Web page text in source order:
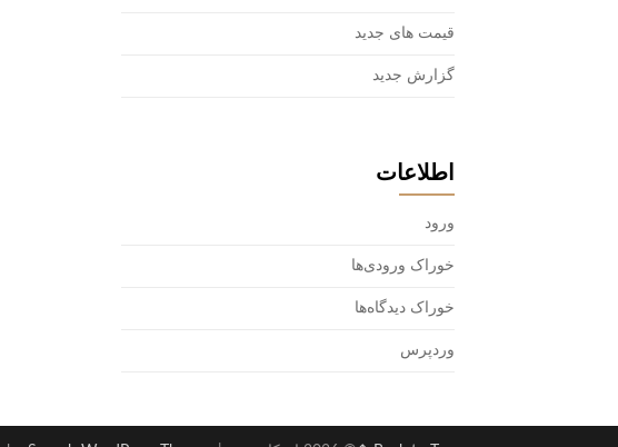
قیمت های جدید
گزارش جدید
اطلاعات
ورود
خوراک ورودی‌ها
خوراک دیدگاه‌ها
وردپرس